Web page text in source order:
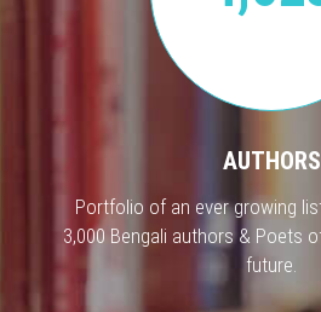
AUTHORS
Portfolio of an ever growing
3,000 Bengali authors & Poets
future.